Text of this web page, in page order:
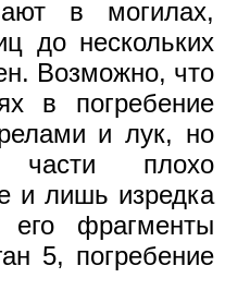
в могилах,
до нескольких
Возможно, что
в погребение
и лук, но
части плохо
и лишь изредка
его фрагменты
5, погребение